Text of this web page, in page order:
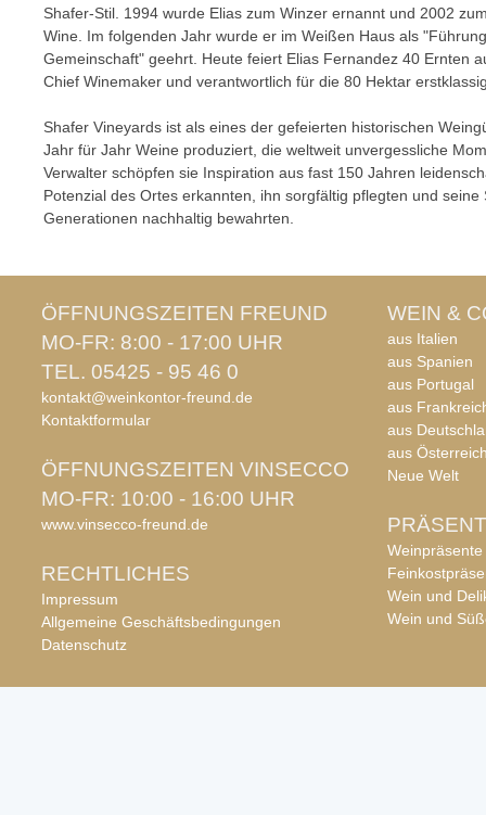
Shafer-Stil. 1994 wurde Elias zum Winzer ernannt und 2002
Wine. Im folgenden Jahr wurde er im Weißen Haus als
Gemeinschaft" geehrt. Heute feiert Elias Fernandez 40 Ernten
Chief Winemaker und verantwortlich für die 80 Hektar
Shafer Vineyards ist als eines der gefeierten historischen
Jahr für Jahr Weine produziert, die weltweit unvergessliche
Verwalter schöpfen sie Inspiration aus fast 150 Jahren
Potenzial des Ortes erkannten, ihn sorgfältig pflegten und
Generationen nachhaltig bewahrten.
ÖFFNUNGSZEITEN FREUND
MO-FR: 8:00 - 17:00 UHR
TEL. 05425 - 95 46 0
kontakt@weinkontor-freund.de
Kontaktformular
ÖFFNUNGSZEITEN VINSECCO
MO-FR: 10:00 - 16:00 UHR
www.vinsecco-freund.de
RECHTLICHES
Impressum
Allgemeine Geschäftsbedingungen
Datenschutz
WEIN &
aus Italien
aus Spanien
aus Portugal
aus
aus
aus
Neue Welt
Weinpräsente
Wein und
Wein und